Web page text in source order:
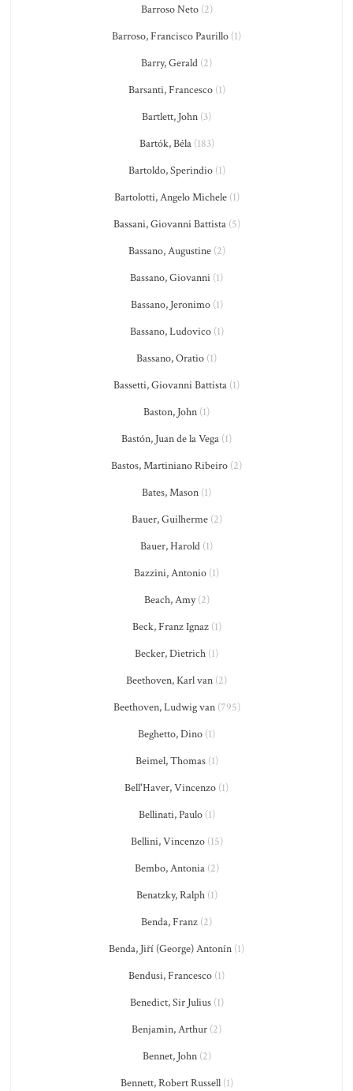
Barroso Neto(2)
Barroso, Francisco Paurillo (1)
Barry, Gerald (2)
Barsanti, Francesco(1)
Bartlett, John (3)
Bartók, Béla(183)
Bartoldo, Sperindio(1)
Bartolotti, Angelo Michele(1)
Bassani, Giovanni Battista(5)
Bassano, Augustine(2)
Bassano, Giovanni (1)
Bassano, Jeronimo(1)
Bassano, Ludovico(1)
Bassano, Oratio (1)
Bassetti, Giovanni Battista (1)
Baston, John (1)
Bastón, Juan de la Vega (1)
Bastos, Martiniano Ribeiro (2)
Bates, Mason (1)
Bauer, Guilherme(2)
Bauer, Harold (1)
Bazzini, Antonio (1)
Beach, Amy(2)
Beck, Franz Ignaz(1)
Becker, Dietrich (1)
Beethoven, Karl van (2)
Beethoven, Ludwig van(795)
Beghetto, Dino (1)
Beimel, Thomas(1)
Bell'Haver, Vincenzo (1)
Bellinati, Paulo(1)
Bellini, Vincenzo(15)
Bembo, Antonia(2)
Benatzky, Ralph(1)
Benda, Franz (2)
Benda, Jiří (George) Antonín (1)
Bendusi, Francesco (1)
Benedict, Sir Julius(1)
Benjamin, Arthur (2)
Bennet, John(2)
Bennett, Robert Russell(1)